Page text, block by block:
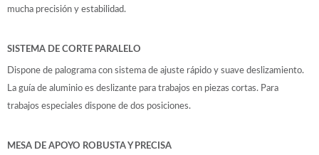
mucha precisión y estabilidad.
SISTEMA DE CORTE PARALELO
Dispone de palograma con sistema de ajuste rápido y suave deslizamiento.
La guía de aluminio es deslizante para trabajos en piezas cortas. Para
trabajos especiales dispone de dos posiciones.
MESA DE APOYO ROBUSTA Y PRECISA